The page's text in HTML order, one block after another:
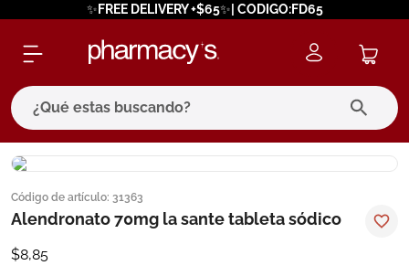
✨FREE DELIVERY +$65✨| CODIGO:FD65
¿Qué estas buscando?
Código de artículo: 31363
Alendronato 70mg la sante tableta sódico
$8,85
términos más buscados
1. eucerin
3